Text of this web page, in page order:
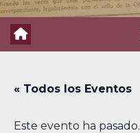
« Todos los Eventos
Este evento ha pasado.